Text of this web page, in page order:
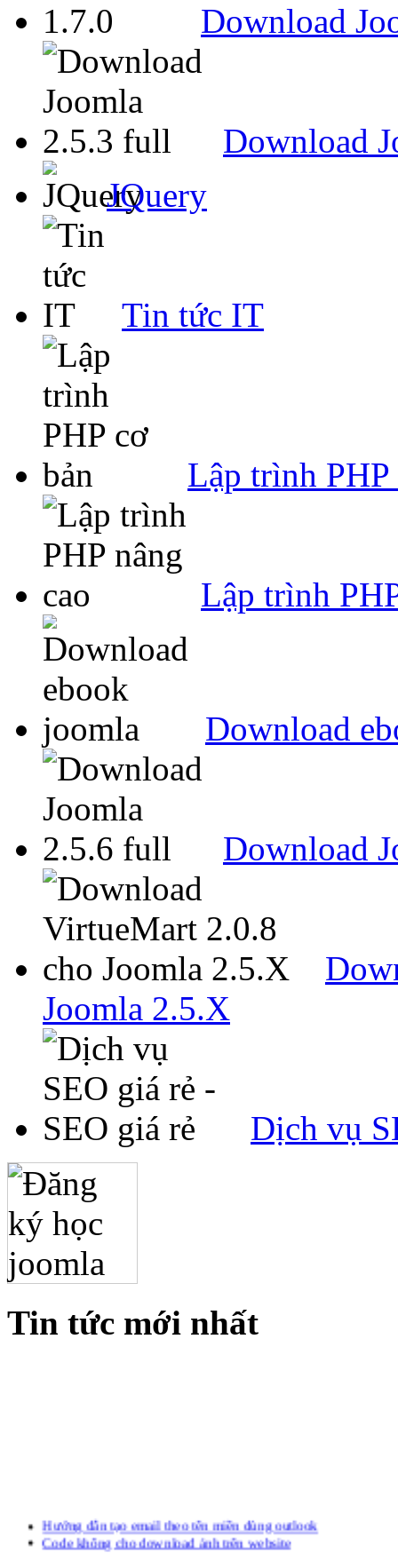
Download
Download
JQuery
Tin tức IT
Lập trình PHP
Lập trình
Download
Download
Joomla 2.5.X
Dịch vụ
Tin tức mới nhất
Hướng dẫn tạo email theo tên miền dùng outlook
Code không cho download ảnh trên website
Công cụ check Hosting